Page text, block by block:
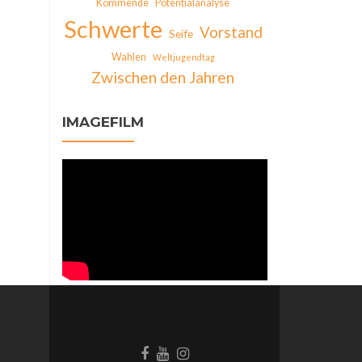
Kommende Potentialanalyse
Schwerte Seife Vorstand
Wahlen Weltjugendtag
Zwischen den Jahren
IMAGEFILM
Facebook-
Behance-
Instagram